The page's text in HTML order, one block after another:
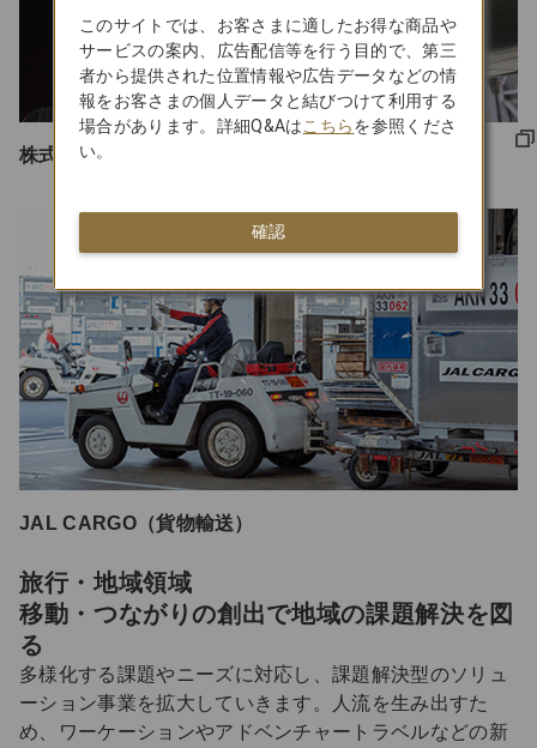
株式会社JALエンジニアリング（整備）
JAL CARGO（貨物輸送）
旅行・地域領域
移動・つながりの創出で地域の課題解決を図
る
多様化する課題やニーズに対応し、課題解決型のソリュ
ーション事業を拡大していきます。人流を生み出すた
め、ワーケーションやアドベンチャートラベルなどの新
このサイトでは、お客さまに適したお得な商品や
サービスの案内、広告配信等を行う目的で、第三
者から提供された位置情報や広告データなどの情
報をお客さまの個人データと結びつけて利用する
場合があります。詳細Q&Aはこちらを参照くださ
い。
確認